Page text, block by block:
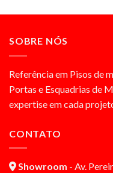
SOBRE NÓS
Referência em Pisos de
Portas e Esquadrias de
expertise em cada
CONTATO
Showroom - Av.